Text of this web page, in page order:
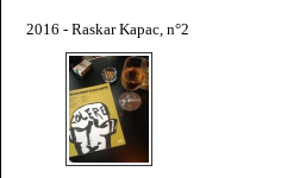
2016 - Raskar Kapac, n°2